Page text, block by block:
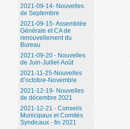
2021-09-14- Nouvelles
de Septembre
2021-09-15- Assemblée
Générale et CA de
renouvellement du
Bureau
2021-09-20 - Nouvelles
de Juin-Juillet-Août
2021-11-25-Nouvelles
d’octobre-Novembre
2021-12-19- Nouvelles
de décembre 2021
2021-12-21 - Conseils
Municipaux et Comités
Syndicaux - fin 2021